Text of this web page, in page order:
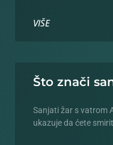
VIŠE
Što znači
Sanjati žar s vatrom
ukazuje da ćete